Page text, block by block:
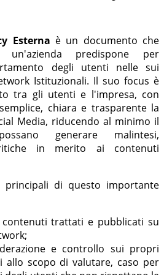
Esterna è un documento che
un'azienda predispone per
degli utenti nelle sui
Istituzionali. Il suo focus è
tra gli utenti e l'impresa, con
chiara e trasparente la
Media, riducendo al minimo il
generare malintesi,
in merito ai contenuti
di questo importante
trattati e pubblicati su
e controllo sui propri
allo scopo di valutare, caso per